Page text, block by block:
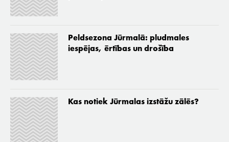
Peldsezona Jūrmalā: pludmales
iespējas, ērtības un drošība
Kas notiek Jūrmalas izstāžu zālēs?